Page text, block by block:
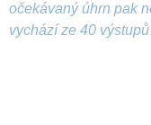
očekávaný úhrn pak
vychází ze 40